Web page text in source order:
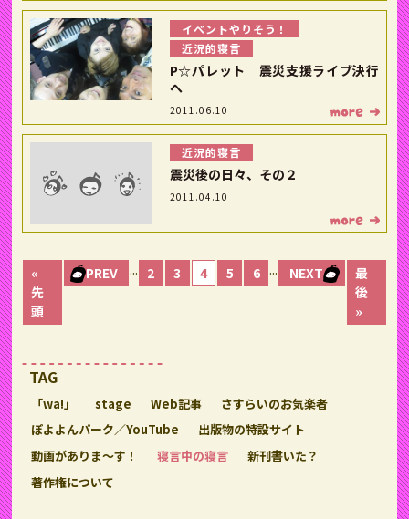
イベントやりそう！
近況的寝言
P☆パレット 震災支援ライブ決行
へ
2011.06.10
近況的寝言
震災後の日々、その２
2011.04.10
«
先
頭
PREV ... 2 3 4 5 6 ... NEXT
最
後
»
TAG
「wa!」 stage Web記事
さすらいのお気楽者
ぽよよんパーク／YouTube
出版物の特設サイト
動画がありま〜す！
寝言中の寝言
新刊書いた？
著作権について